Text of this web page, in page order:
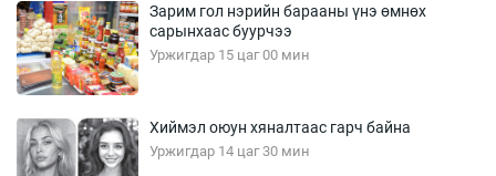
Зарим гол нэрийн барааны үнэ өмнөх
сарынхаас буурчээ
Уржигдар 15 цаг 00 мин
Хиймэл оюун хяналтаас гарч байна
Уржигдар 14 цаг 30 мин